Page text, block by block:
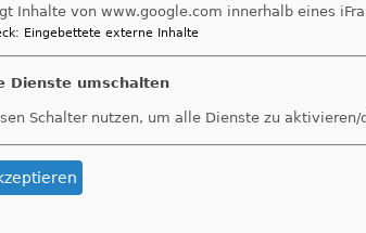
Inhalte von www.google.com innerhalb eines
: Eingebettete externe Inhalte
Dienste umschalten
Schalter nutzen, um alle Dienste zu